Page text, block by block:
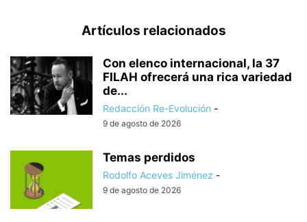
Artículos relacionados
Con elenco internacional, la 37
FILAH ofrecerá una rica variedad
de...
Redacción Re-Evolución -
9 de agosto de 2026
Temas perdidos
Rodolfo Aceves Jiménez -
9 de agosto de 2026